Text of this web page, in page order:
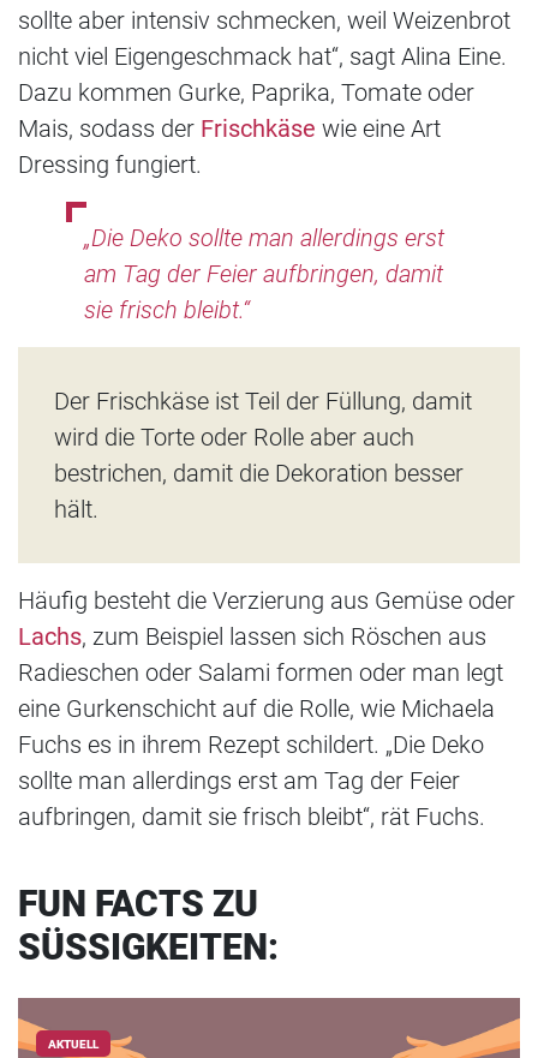
sollte aber intensiv schmecken, weil Weizenbrot
nicht viel Eigengeschmack hat“, sagt Alina Eine.
Dazu kommen Gurke, Paprika, Tomate oder
Mais, sodass der Frischkäse wie eine Art
Dressing fungiert.
„Die Deko sollte man allerdings erst
am Tag der Feier aufbringen, damit
sie frisch bleibt.“
Der Frischkäse ist Teil der Füllung, damit
wird die Torte oder Rolle aber auch
bestrichen, damit die Dekoration besser
hält.
Häufig besteht die Verzierung aus Gemüse oder
Lachs, zum Beispiel lassen sich Röschen aus
Radieschen oder Salami formen oder man legt
eine Gurkenschicht auf die Rolle, wie Michaela
Fuchs es in ihrem Rezept schildert. „Die Deko
sollte man allerdings erst am Tag der Feier
aufbringen, damit sie frisch bleibt“, rät Fuchs.
FUN FACTS ZU
SÜSSIGKEITEN:
AKTUELL